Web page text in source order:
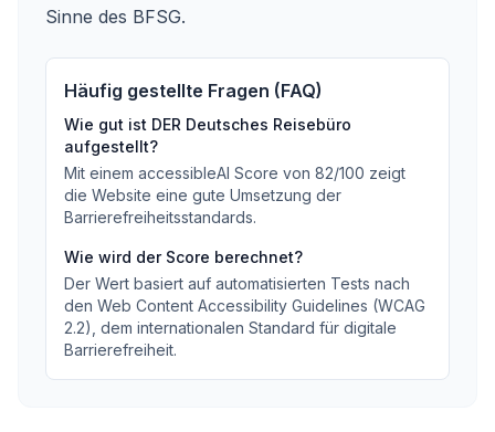
Sinne des BFSG.
Häufig gestellte Fragen (FAQ)
Wie gut ist DER Deutsches Reisebüro
aufgestellt?
Mit einem accessibleAI Score von 82/100 zeigt
die Website eine gute Umsetzung der
Barrierefreiheitsstandards.
Wie wird der Score berechnet?
Der Wert basiert auf automatisierten Tests nach
den Web Content Accessibility Guidelines (WCAG
2.2), dem internationalen Standard für digitale
Barrierefreiheit.